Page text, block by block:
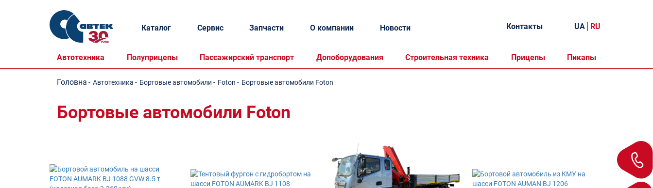
Каталог
Автотехника Полуприцепы Пассажирский транспорт Допоборудования Строительная техника Прицепы Пикапы
Сервис Запчасти О компании Новости Контакты UA RU
Головна - Автотехника - Бортовые автомобили - Foton - Бортовые автомобили Foton
Бортовые автомобили Foton